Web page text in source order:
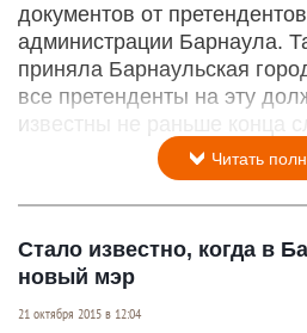
документов от
администрации Барнаула.
приняла Барнаульская
все претенденты на эту
известны не раньше конца
Читать
Стало известно, когда в
новый мэр
21 октября 2015 в 12:04